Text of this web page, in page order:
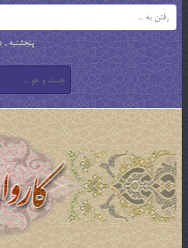
پنجشنبه , 15 مرداد 1405